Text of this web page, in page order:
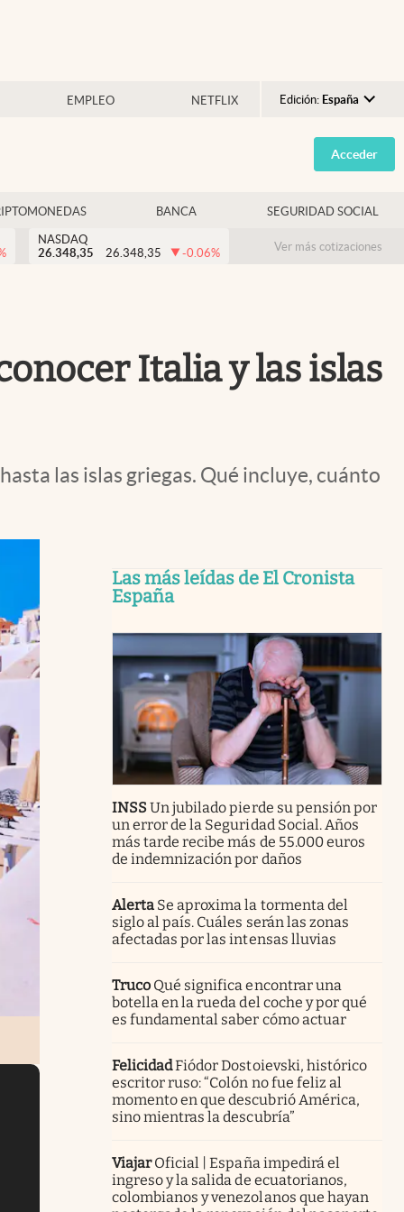
EMPLEO NETFLIX Edición: España
Argentina
España
USA
Colombia
Acceder
BANCA SEGURIDAD SOCIAL
NASDAQ
26.348,35
26.348,35 -0.06% Ver más cotizaciones
Italia y las islas
las islas griegas. Qué incluye, cuánto
Las más leídas de El Cronista
España
INSSUn jubilado pierde su pensión por
un error de la Seguridad Social. Años
más tarde recibe más de 55.000 euros
de indemnización por daños
Alerta Se aproxima la tormenta del
siglo al país. Cuáles serán las zonas
afectadas por las intensas lluvias
Truco Qué significa encontrar una
botella en la rueda del coche y por qué
es fundamental saber cómo actuar
FelicidadFiódor Dostoievski, histórico
escritor ruso: “Colón no fue feliz al
momento en que descubrió América,
sino mientras la descubría”
Viajar Oficial | España impedirá el
ingreso y la salida de ecuatorianos,
colombianos y venezolanos que hayan